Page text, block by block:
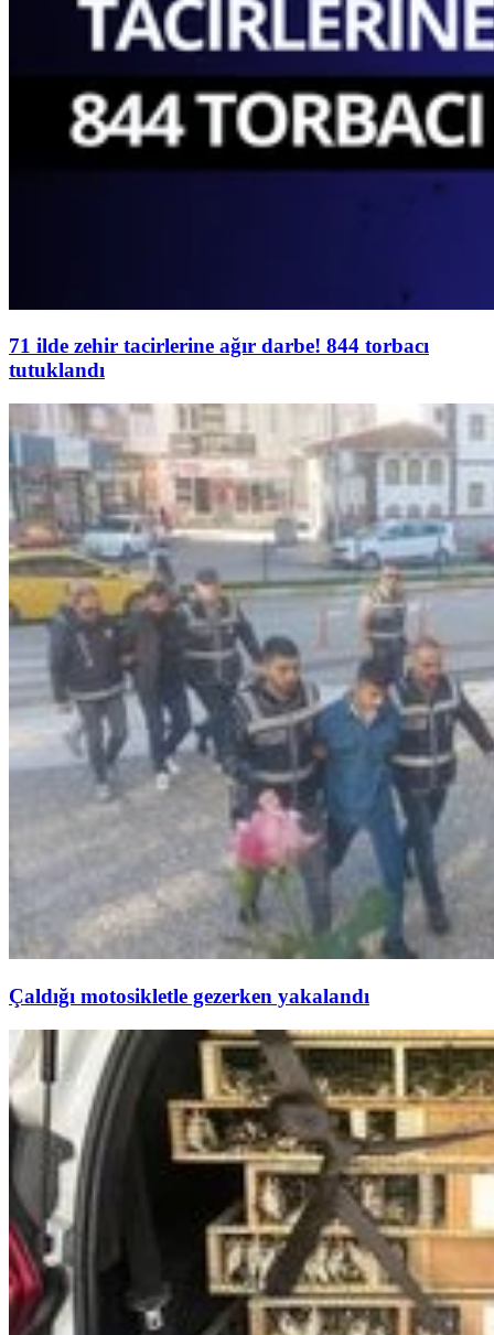
71 ilde zehir tacirlerine ağır darbe! 844 torbacı
tutuklandı
Çaldığı motosikletle gezerken yakalandı